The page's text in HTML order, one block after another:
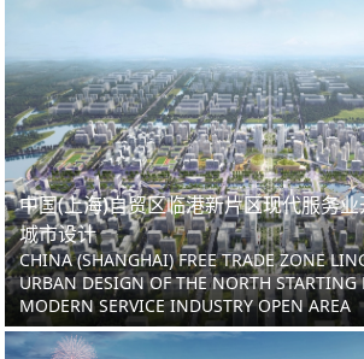
中国(上海)自贸区临港新片区现代服务
城市设计
CHINA (SHANGHAI) FREE TRADE ZONE
URBAN DESIGN OF THE NORTH STARTING
MODERN SERVICE INDUSTRY OPEN AREA